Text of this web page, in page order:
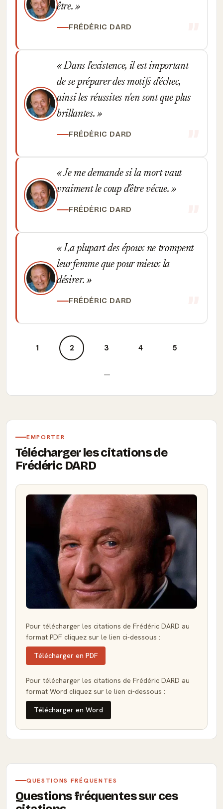
être.
FRÉDÉRIC DARD
Dans l'existence, il est important
de se préparer des motifs d'échec,
ainsi les réussites n'en sont que plus
brillantes.
FRÉDÉRIC DARD
Je me demande si la mort vaut
vraiment le coup d'être vécue.
FRÉDÉRIC DARD
La plupart des époux ne trompent
leur femme que pour mieux la
désirer.
FRÉDÉRIC DARD
1 2 3 4 5
...
EMPORTER
Télécharger les citations de
Frédéric DARD
Pour télécharger les citations de Frédéric DARD au
format PDF cliquez sur le lien ci-dessous :
Télécharger en PDF
Pour télécharger les citations de Frédéric DARD au
format Word cliquez sur le lien ci-dessous :
Télécharger en Word
QUESTIONS FRÉQUENTES
Questions fréquentes sur ces